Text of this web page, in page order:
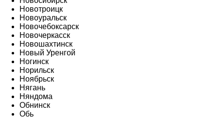
Новотроицк
Новоуральск
Новочебоксарск
Новочеркасск
Новошахтинск
Новый Уренгой
Ногинск
Норильск
Ноябрьск
Нягань
Няндома
Обнинск
Обь